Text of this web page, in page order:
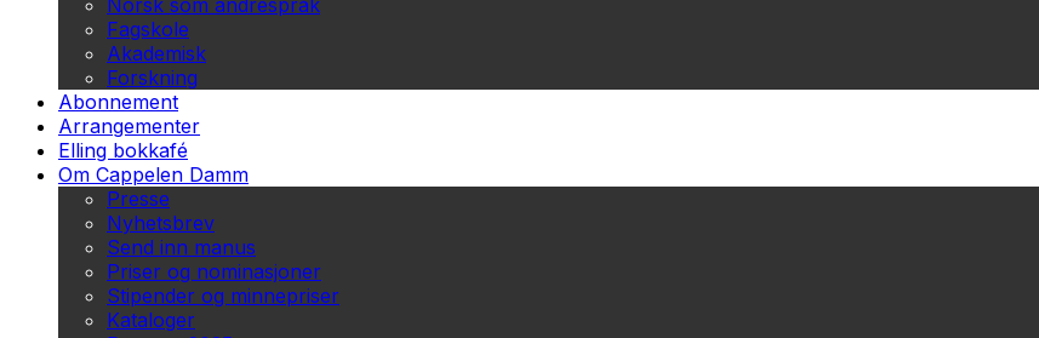
Norsk som andrespråk
Fagskole
Akademisk
Forskning
Abonnement
Arrangementer
Elling bokkafé
Om Cappelen Damm
Presse
Nyhetsbrev
Send inn manus
Priser og nominasjoner
Stipender og minnepriser
Kataloger